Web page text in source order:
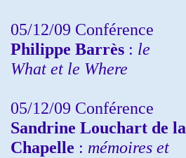
05/12/09 Conférence
Philippe Barrès : le
What et le Where
05/12/09 Conférence
Sandrine Louchart de la
Chapelle : mémoires et